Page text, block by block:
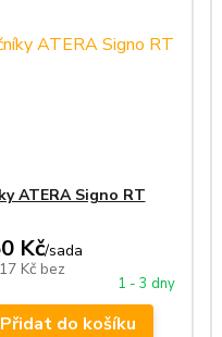
ATERA Signo RT
Kč/sada
Kč bez
1 - 3 dny
Přidat do košíku